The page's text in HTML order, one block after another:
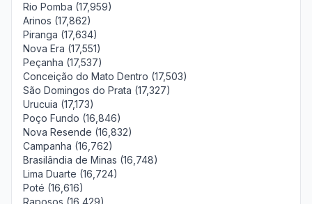
Rio Pomba (17,959)
Arinos (17,862)
Piranga (17,634)
Nova Era (17,551)
Peçanha (17,537)
Conceição do Mato Dentro (17,503)
São Domingos do Prata (17,327)
Urucuia (17,173)
Poço Fundo (16,846)
Nova Resende (16,832)
Campanha (16,762)
Brasilândia de Minas (16,748)
Lima Duarte (16,724)
Poté (16,616)
Raposos (16,429)